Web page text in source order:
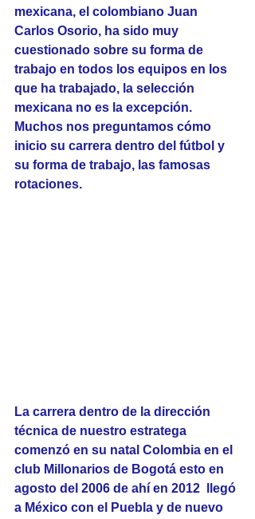
mexicana, el colombiano Juan
Carlos Osorio, ha sido muy
cuestionado sobre su forma de
trabajo en todos los equipos en los
que ha trabajado, la selección
mexicana no es la excepción.
Muchos nos preguntamos cómo
inicio su carrera dentro del fútbol y
su forma de trabajo, las famosas
rotaciones.
La carrera dentro de la dirección
técnica de nuestro estratega
comenzó en su natal Colombia en el
club Millonarios de Bogotá esto en
agosto del 2006 de ahí en 2012  llegó
a México con el Puebla y de nuevo